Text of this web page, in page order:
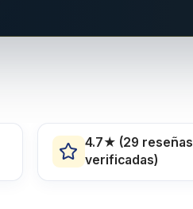
4.7★ (29 reseñas
verificadas)